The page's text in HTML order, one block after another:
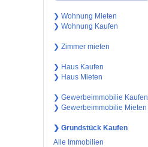
❯ Wohnung Mieten
❯ Wohnung Kaufen
❯ Zimmer mieten
❯ Haus Kaufen
❯ Haus Mieten
❯ Gewerbeimmobilie Kaufen
❯ Gewerbeimmobilie Mieten
❯ Grundstück Kaufen
Alle Immobilien